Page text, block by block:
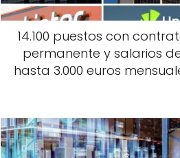
14.100 puestos con
permanente y salarios
hasta 3.000 euros